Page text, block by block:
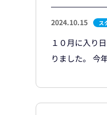
2024.10.15 ス
１０月に入り
りました。 今